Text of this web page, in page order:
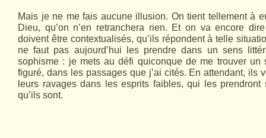
Mais je ne me fais aucune illusion. On tient tellement à
Dieu, qu’on n’en retranchera rien. Et on va encore
doivent être contextualisés, qu’ils répondent à telle
ne faut pas aujourd’hui les prendre dans un sens
sophisme : je mets au défi quiconque de me trouver un
figuré, dans les passages que j’ai cités. En attendant, ils
leurs ravages dans les esprits faibles, qui les prendront
qu’ils sont.